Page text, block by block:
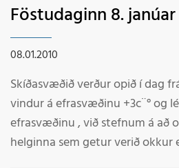
Föstudaginn 8.
08.01.2010
Skíðasvæðið verður opið í dag
vindur á efrasvæðinu +3c¨°
efrasvæðinu , við stefnum á að
helginna sem getur verið okkur